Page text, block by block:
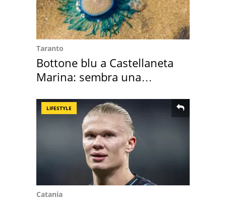
Taranto
Bottone blu a Castellaneta
Marina: sembra una
LIFESTYLE
Catania